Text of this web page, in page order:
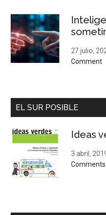
27 julio,
Comment
EL SUR POSIBLE
Ideas
3 abril,
Comments